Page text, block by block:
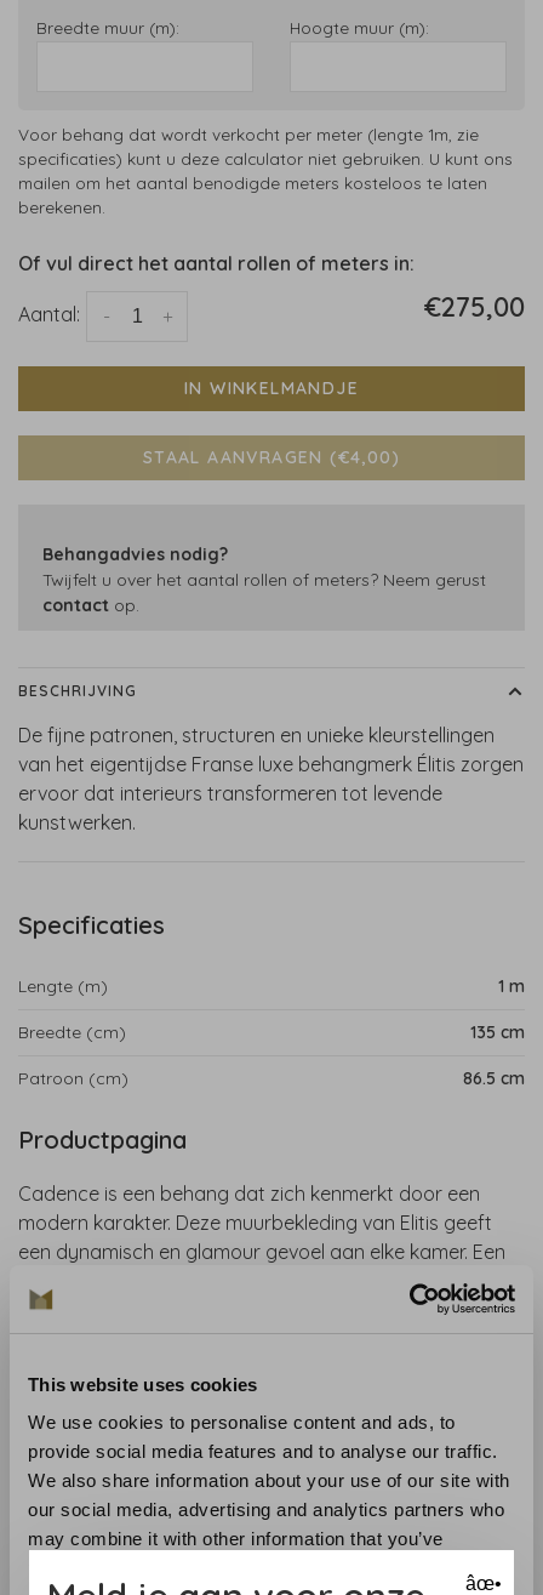
This website uses cookies
We use cookies to personalise content and ads, to
provide social media features and to analyse our traffic.
We also share information about your use of our site with
our social media, advertising and analytics partners who
may combine it with other information that you’ve
Breedte muur (m): Hoogte muur (m):
Voor behang dat wordt verkocht per meter (lengte 1m, zie
specificaties) kunt u deze calculator niet gebruiken. U kunt ons
mailen om het aantal benodigde meters kosteloos te laten
berekenen.
Of vul direct het aantal rollen of meters in:
Aantal: +
- €275,00
IN WINKELMANDJE
STAAL AANVRAGEN (€4,00)
Behangadvies nodig?
Twijfelt u over het aantal rollen of meters? Neem gerust
contact op.
BESCHRIJVING
De fijne patronen, structuren en unieke kleurstellingen
van het eigentijdse Franse luxe behangmerk Élitis zorgen
ervoor dat interieurs transformeren tot levende
kunstwerken.
Specificaties
Lengte (m) 1 m
Breedte (cm) 135 cm
Patroon (cm) 86.5 cm
Productpagina
Cadence is een behang dat zich kenmerkt door een
modern karakter. Deze muurbekleding van Elitis geeft
een dynamisch en glamour gevoel aan elke kamer. Een
luxueus behang dat perfect is voor een chic, tijdloos en
trendy interieur.
Lengte : 1 m
Breedte : 135 cm
Patroon: 86,5 cm
Materiaal: 100% PC behang op vlies
Onderhoud:
Aanbevolen lijm: Clearpro
: Lees zorgvuldig de aanwijzing op deâœ•